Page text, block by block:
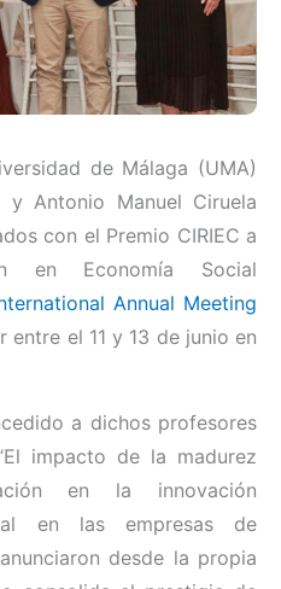
de Málaga (UMA)
y Antonio Manuel Ciruela
con el Premio CIRIEC a
en Economía Social
Annual Meeting
entre el 11 y 13 de junio en
a dichos profesores
impacto de la madurez
en la innovación
en las empresas de
desde la propia